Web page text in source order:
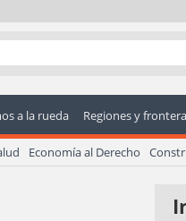
a la rueda Regiones y
Economía al Derecho